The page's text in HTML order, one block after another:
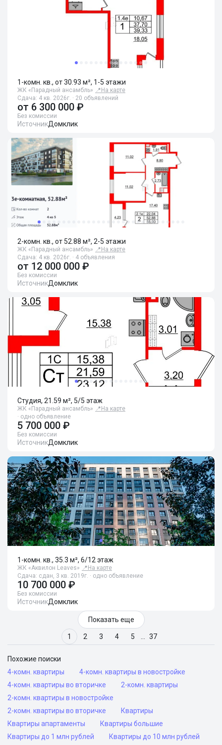
1-комн. кв., от 30.93 м², 1-5 этажи
ЖК «Парадный ансамбль» 📍 На карте
Сдача: 4 кв. 2026г. · 20 объявлений
от 6 300 000 ₽
Без комиссии
ИсточникДомклик
2-комн. кв., от 52.88 м², 2-5 этажи
ЖК «Парадный ансамбль» 📍 На карте
Сдача: 4 кв. 2026г. · 4 объявления
от 12 000 000 ₽
Без комиссии
ИсточникДомклик
Студия, 21.59 м², 5/5 этаж
ЖК «Парадный ансамбль» 📍 На карте
· одно объявление
5 700 000 ₽
Без комиссии
ИсточникДомклик
1-комн. кв., 35.3 м², 6/12 этаж
ЖК «Аквилон Leaves» 📍 На карте
Сдача: сдан, 3 кв. 2019г. · одно объявление
10 700 000 ₽
Без комиссии
ИсточникДомклик
Показать еще
1 2 3 4 5 37
Похожие поиски
4-комн. квартиры
4-комн. квартиры в новостройке
4-комн. квартиры во вторичке
2-комн. квартиры
2-комн. квартиры в новостройке
2-комн. квартиры во вторичке
Квартиры
Квартиры апартаменты
Квартиры большие
Квартиры до 1 млн рублей
Квартиры до 10 млн рублей